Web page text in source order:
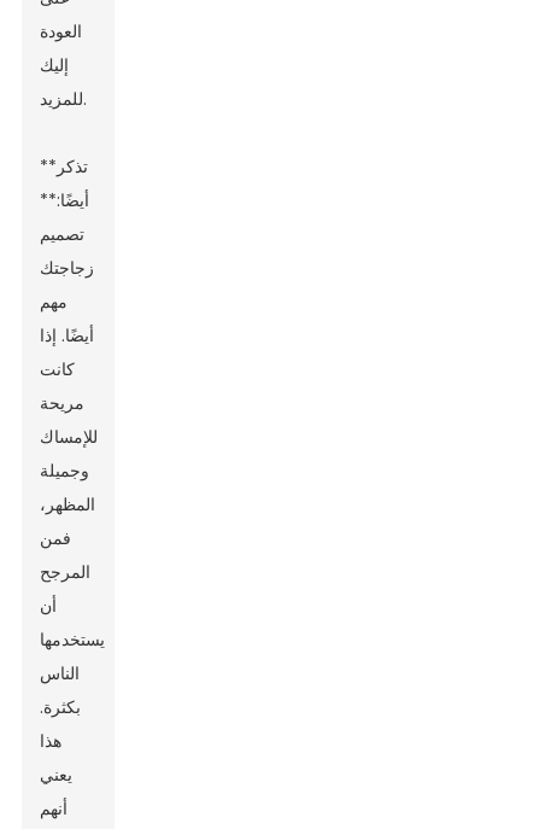
العودة
إليك
للمزيد.
**تذكر
أيضًا:**
تصميم
زجاجتك
مهم
أيضًا. إذا
كانت
مريحة
للإمساك
وجميلة
المظهر،
فمن
المرجح
أن
يستخدمها
الناس
بكثرة.
هذا
يعني
أنهم